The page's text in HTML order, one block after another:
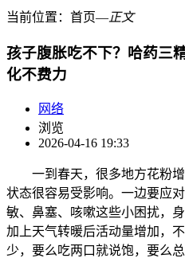
当前位置： 首页―正文
孩子腹胀吃不下？哈药三
化不费力
网络
浏览
2026-04-16 19:33
一到春天，很多地方花粉
状态很容易受影响。一边要应
敏、鼻塞、咳嗽这些小困扰，
加上天气转暖后活动量增加，
少，要么吃两口就说饱，要么